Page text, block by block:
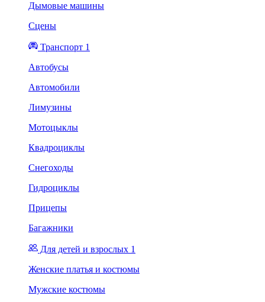
Дымовые машины
Сцены
Транспорт 1
Автобусы
Автомобили
Лимузины
Мотоцыклы
Квадроциклы
Снегоходы
Гидроциклы
Прицепы
Багажники
Для детей и взрослых 1
Женские платья и костюмы
Мужские костюмы